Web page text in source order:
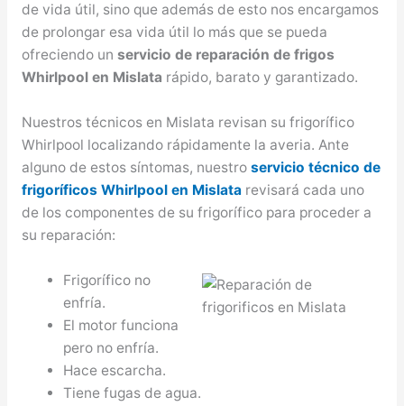
de vida útil, sino que además de esto nos encargamos
de prolongar esa vida útil lo más que se pueda
ofreciendo un servicio de reparación de frigos
Whirlpool en Mislata rápido, barato y garantizado.
Nuestros técnicos en Mislata revisan su frigorífico
Whirlpool localizando rápidamente la averia. Ante
alguno de estos síntomas, nuestro servicio técnico de
frigoríficos Whirlpool en Mislatarevisará cada uno
de los componentes de su frigorífico para proceder a
su reparación:
Frigorífico no
enfría.
El motor funciona
pero no enfría.
Hace escarcha.
Tiene fugas de agua.